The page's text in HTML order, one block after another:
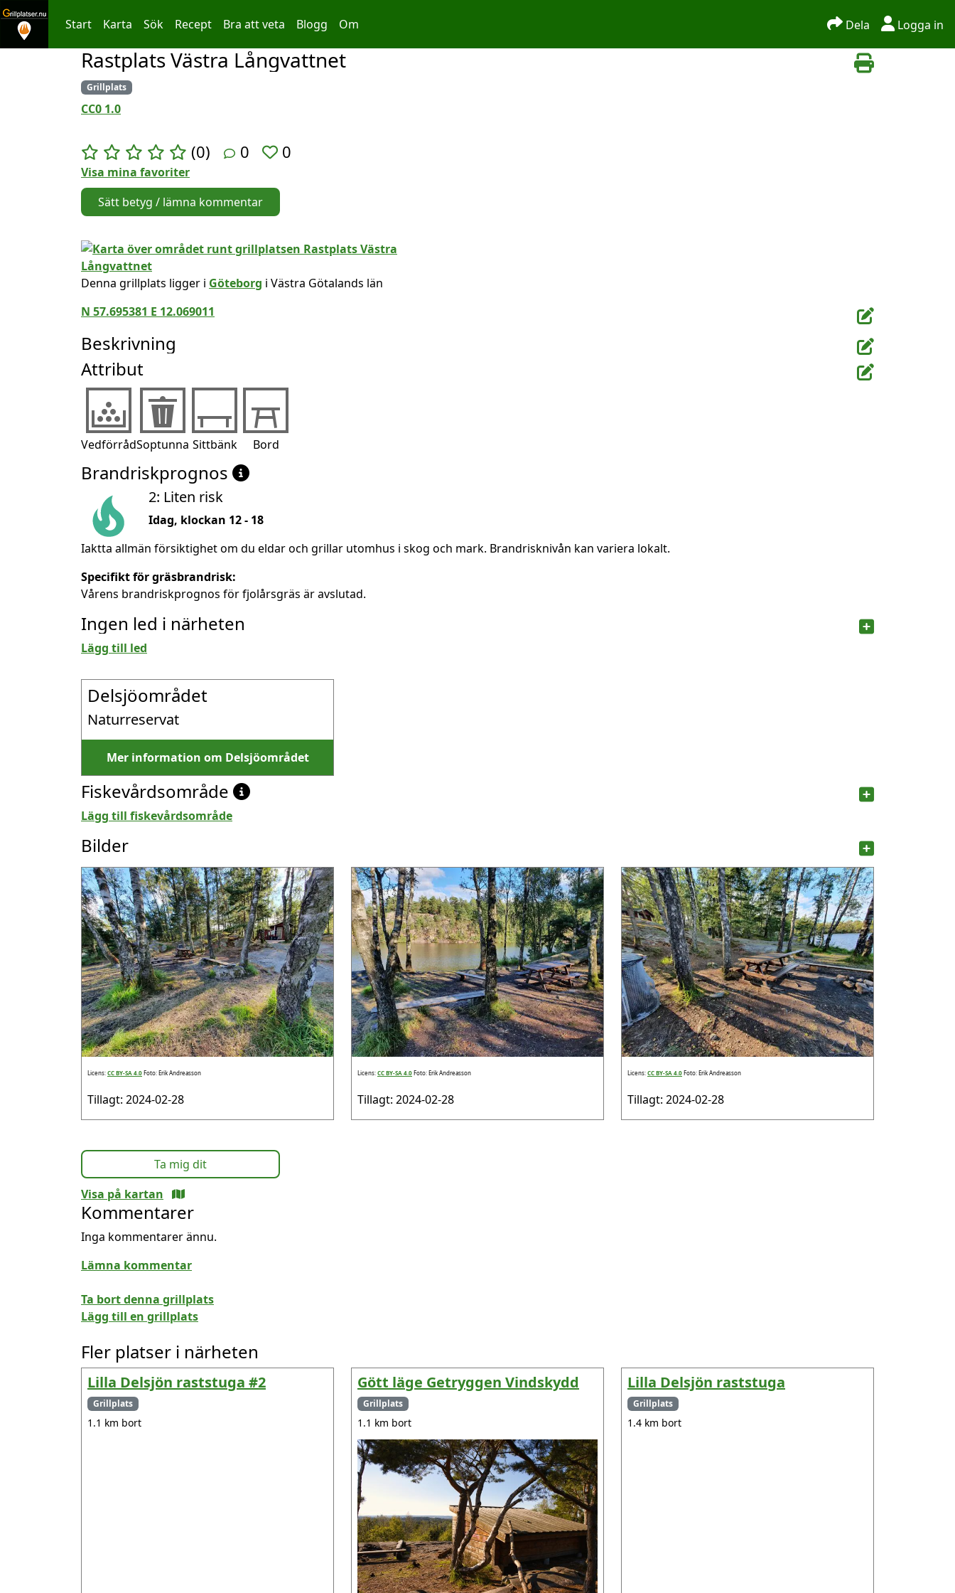
Hoppa till innehållet
Start Karta Sök Recept Bra att veta Blogg Om Dela Logga in
Rastplats Västra Långvattnet
Grillplats
CC0 1.0
(0) 0 0
Visa mina favoriter
Sätt betyg / lämna kommentar
Denna grillplats ligger i Göteborg i Västra Götalands län
N 57.695381 E 12.069011
Beskrivning
Attribut
VedförrådSoptunna Sittbänk Bord
Brandriskprognos
2: Liten risk
Idag, klockan 12 - 18
Iaktta allmän försiktighet om du eldar och grillar utomhus i skog och mark. Brandrisknivån kan variera lokalt.
Specifikt för gräsbrandrisk:
Vårens brandriskprognos för fjolårsgräs är avslutad.
Ingen led i närheten
Lägg till led
Delsjöområdet
Naturreservat
Mer information om Delsjöområdet
Fiskevårdsområde
Lägg till fiskevårdsområde
Bilder
Licens:CC BY-SA 4.0Foto: Erik Andreasson
Tillagt: 2024-02-28
Licens:CC BY-SA 4.0Foto: Erik Andreasson
Tillagt: 2024-02-28
Licens:CC BY-SA 4.0Foto: Erik Andreasson
Tillagt: 2024-02-28
Ta mig dit
Visa på kartan
Kommentarer
Inga kommentarer ännu.
Lämna kommentar
Ta bort denna grillplats
Lägg till en grillplats
Fler platser i närheten
Lilla Delsjön raststuga #2
Grillplats
1.1 km bort
Gött läge Getryggen Vindskydd
Grillplats
1.1 km bort
Lilla Delsjön raststuga
Grillplats
1.4 km bort